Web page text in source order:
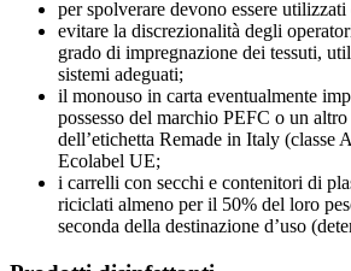
per spolverare devono essere
evitare la discrezionalità degli
grado di impregnazione dei tessuti,
sistemi adeguati;
il monouso in carta eventualmente
possesso del marchio PEFC o un
dell’etichetta Remade in Italy (classe
Ecolabel UE;
i carrelli con secchi e contenitori di
riciclati almeno per il 50% del loro
seconda della destinazione d’uso